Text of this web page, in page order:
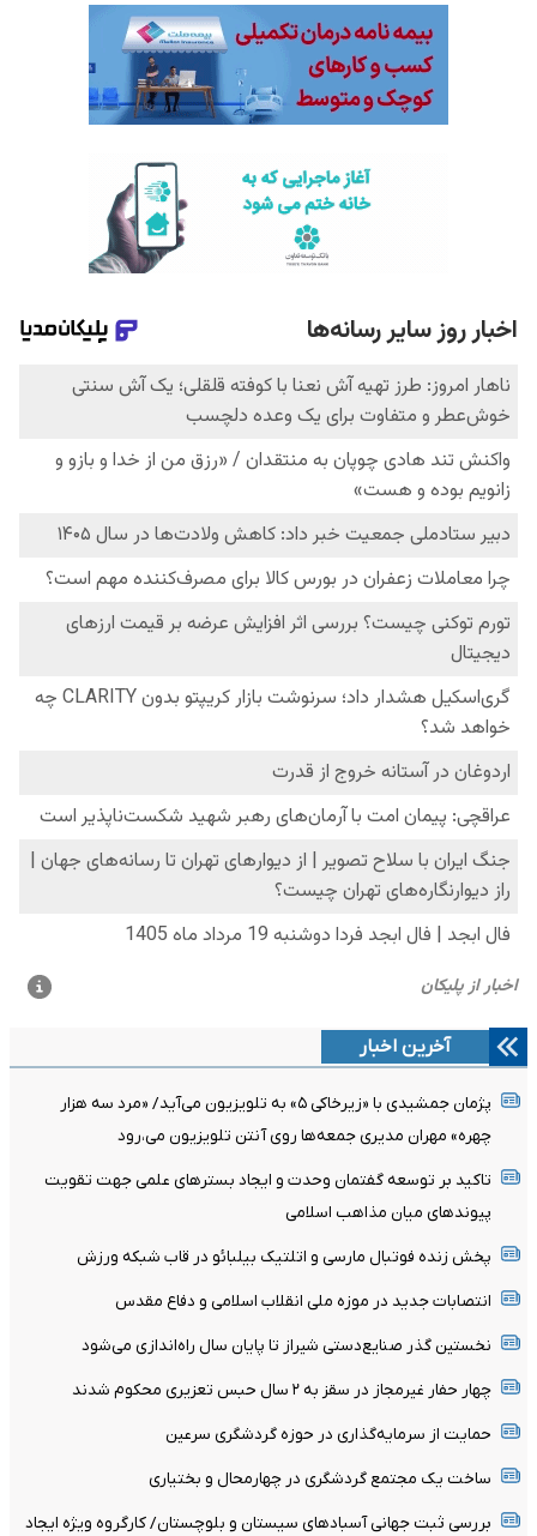
آخرین اخبار
پژمان جمشیدی با «زیرخاکی ۵» به تلویزیون می‌آید/ «مرد سه هزار
چهره» مهران مدیری جمعه‌ها روی آنتن تلویزیون می‌،رود
تاکید بر توسعه گفتمان وحدت و ایجاد بسترهای علمی جهت تقویت
پیوندهای میان مذاهب اسلامی
پخش زنده فوتبال مارسی و اتلتیک بیلبائو در قاب شبکه ورزش
انتصابات جدید در موزه ملی انقلاب اسلامی و دفاع مقدس
نخستین گذر صنایع‌دستی شیراز تا پایان سال راه‌اندازی می‌شود
چهار حفار غیرمجاز در سقز به ۲ سال حبس تعزیری محکوم شدند
حمایت از سرمایه‌گذاری در حوزه گردشگری سرعین
ساخت یک مجتمع گردشگری در چهارمحال و بختیاری
بررسی ثبت جهانی آسبادهای سیستان و بلوچستان/ کارگروه ویژه ایجاد